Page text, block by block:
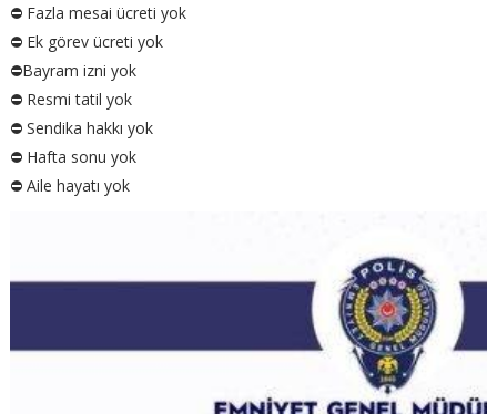
⛔️ Fazla mesai ücreti yok
⛔️ Ek görev ücreti yok
⛔️Bayram izni yok
⛔️ Resmi tatil yok
⛔️ Sendika hakkı yok
⛔️ Hafta sonu yok
⛔️ Aile hayatı yok